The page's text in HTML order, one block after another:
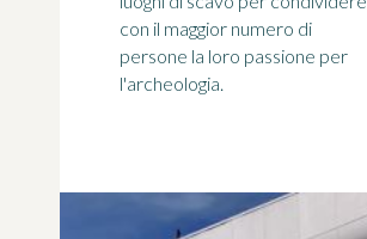
con il maggior numero di
persone la loro passione per
l'archeologia.